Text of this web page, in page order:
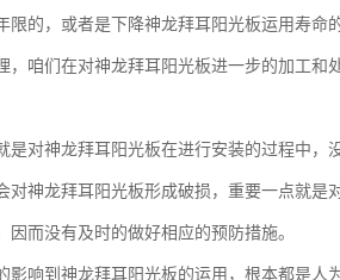
限的，或者是下降神龙拜耳阳光板运用寿命
，咱们在对神龙拜耳阳光板进一步的加工
是对神龙拜耳阳光板在进行安装的过程中
对神龙拜耳阳光板形成破损，重要一点就
而没有及时的做好相应的预防措施。
影响到神龙拜耳阳光板的运用，根本都是